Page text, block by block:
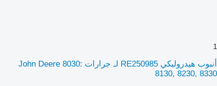
1
أنبوب هيدروليكي RE250985 لـ جرارات John Deere 8030:
8130, 8230, 8330